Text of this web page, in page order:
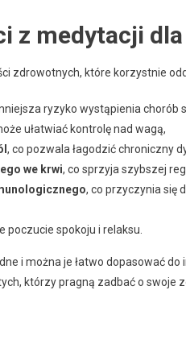
z medytacji
zdrowotnych, które korzystnie
ryzyko wystąpienia chorób
ułatwiać kontrolę nad wagą,
, co pozwala łagodzić chroniczny
we krwi, co sprzyja szybszej
, co przyczynia się
poczucie spokoju i relaksu.
i można je łatwo dopasować
którzy pragną zadbać o swoje